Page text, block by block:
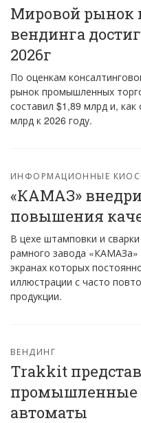
Мировой рынок
вендинга
2026г
По оценкам
рынок промышленных
составил $1,89 млрд и,
млрд к 2026 году.
ИНФОРМАЦИОННЫЕ
«КАМАЗ»
повышения
В цехе штамповки и
рамного завода
экранах которых
иллюстрации с часто
продукции.
ВЕНДИНГ
Trakkit
промышленные
автоматы